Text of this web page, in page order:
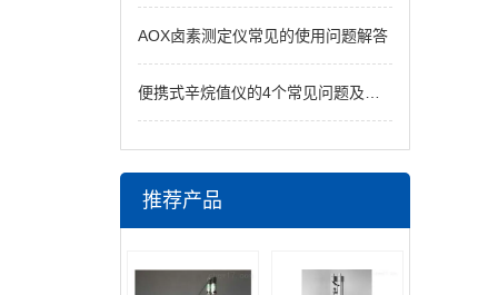
AOX卤素测定仪常见的使用问题解答
便携式辛烷值仪的4个常见问题及处理方法
推荐产品